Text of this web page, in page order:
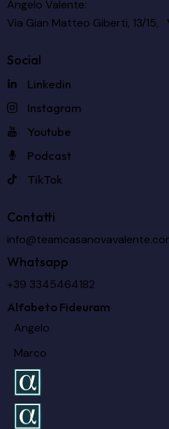
Angelo Valente:
Via Gian Matteo Giberti, 13/15,
Social
Linkedin
Instagram
Youtube
Podcast
TikTok
Contatti
Whatsapp
+39 3345464182
Alfabeto Fideuram
Angelo
Marco